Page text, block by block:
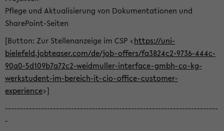
Pflege und Aktualisierung von Dokumentationen und
SharePoint-Seiten
[Button: Zur Stellenanzeige im CSP <https://uni-
bielefeld.jobteaser.com/de/job-offers/fa3824c2-9736-444c-
90a0-5d109b7a72c2-weidmuller-interface-gmbh-co-kg-
werkstudent-im-bereich-it-cio-office-customer-
experience>]
-----------------------------------------------------------------------
-